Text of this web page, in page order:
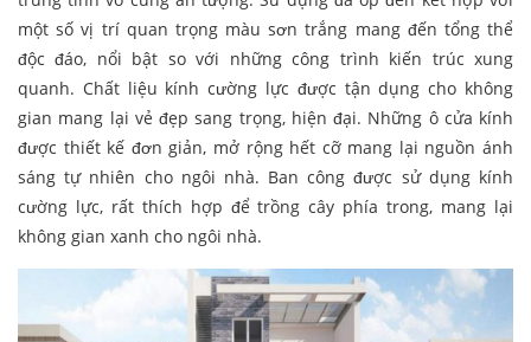
một số vị trí quan trọng màu sơn trắng mang đến tổng thể
độc đáo, nổi bật so với những công trình kiến trúc xung
quanh. Chất liệu kính cường lực được tận dụng cho không
gian mang lại vẻ đẹp sang trọng, hiện đại. Những ô cửa kính
được thiết kế đơn giản, mở rộng hết cỡ mang lại nguồn ánh
sáng tự nhiên cho ngôi nhà. Ban công được sử dụng kính
cường lực, rất thích hợp để trồng cây phía trong, mang lại
không gian xanh cho ngôi nhà.